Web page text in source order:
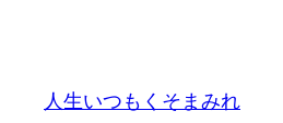
人生いつもくそまみれ